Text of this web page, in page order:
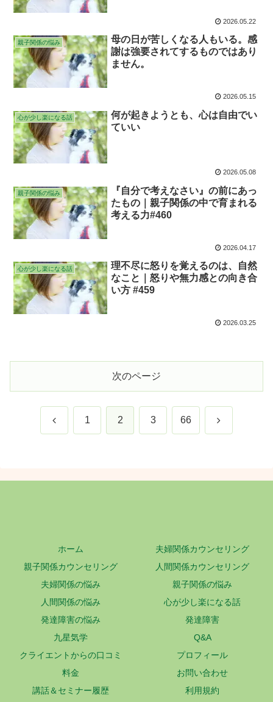
2026.05.22
親子関係の悩み
母の日が苦しくなる人もいる。感
謝は強要されてするものではあり
ません。
2026.05.15
心が少し楽になる話
何が起きようとも、心は自由でい
ていい
2026.05.08
親子関係の悩み
『自分で考えなさい』の前にあっ
たもの｜親子関係の中で育まれる
考える力#460
2026.04.17
心が少し楽になる話
理不尽に怒りを覚えるのは、自然
なこと｜怒りや無力感との向き合
い方 #459
2026.03.25
次のページ
前 1 2 3 66 次
ホーム
夫婦関係カウンセリング
親子関係カウンセリング
人間関係カウンセリング
夫婦関係の悩み
親子関係の悩み
人間関係の悩み
心が少し楽になる話
発達障害の悩み
発達障害
九星気学
Q&A
クライエントからの口コミ
プロフィール
料金
お問い合わせ
講話＆セミナー履歴
利用規約